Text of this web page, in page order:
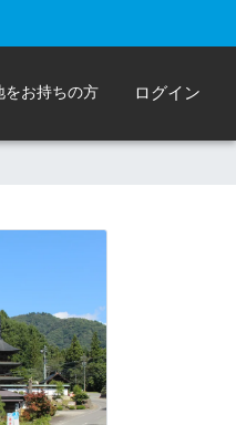
をお持ちの方 ログイン